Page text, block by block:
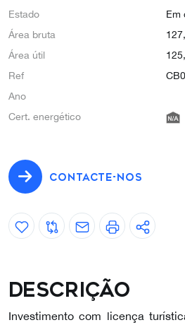
Estado
Em
Área bruta
Área útil
Ref
Ano
Cert. energético
CONTACTE-NOS
Descrição
Investimento com licença